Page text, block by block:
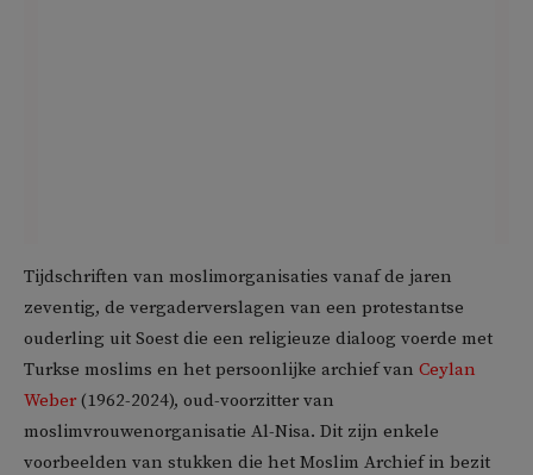
Tijdschriften van moslimorganisaties vanaf de jaren
zeventig, de vergaderverslagen van een protestantse
ouderling uit Soest die een religieuze dialoog voerde met
Turkse moslims en het persoonlijke archief van Ceylan
Weber (1962-2024), oud-voorzitter van
moslimvrouwenorganisatie Al-Nisa. Dit zijn enkele
voorbeelden van stukken die het Moslim Archief in bezit